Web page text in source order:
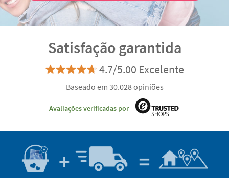
Satisfação garantida
4.7/5.00 Excelente
Baseado em 30.028 opiniões
Avaliações verificadas por